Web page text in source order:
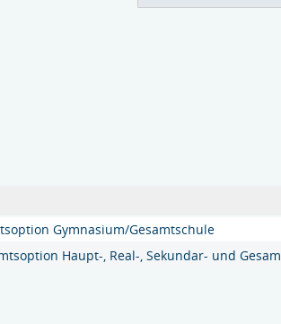
Gymnasium/Gesamtschule
Haupt-, Real-, Sekundar- und